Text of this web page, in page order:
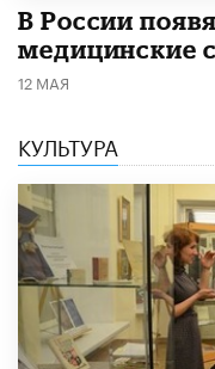
В России
медицинские
12 МАЯ
КУЛЬТУРА